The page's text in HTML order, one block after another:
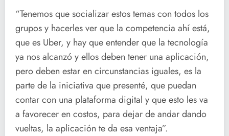
“Tenemos que socializar estos temas con todos los
grupos y hacerles ver que la competencia ahí está,
que es Uber, y hay que entender que la tecnología
ya nos alcanzó y ellos deben tener una aplicación,
pero deben estar en circunstancias iguales, es la
parte de la iniciativa que presenté, que puedan
contar con una plataforma digital y que esto les va
a favorecer en costos, para dejar de andar dando
vueltas, la aplicación te da esa ventaja”.